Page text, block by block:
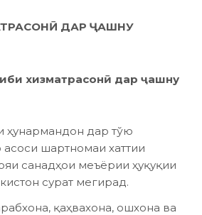
ДАР ҶАШНУ
хизматрасонӣ дар ҷашну
ҳунармандон дар тўю
шартномаи хаттии
санадҳои меъёрии ҳуқуқии
сурат мегирад.
қаҳвахона, ошхона ва